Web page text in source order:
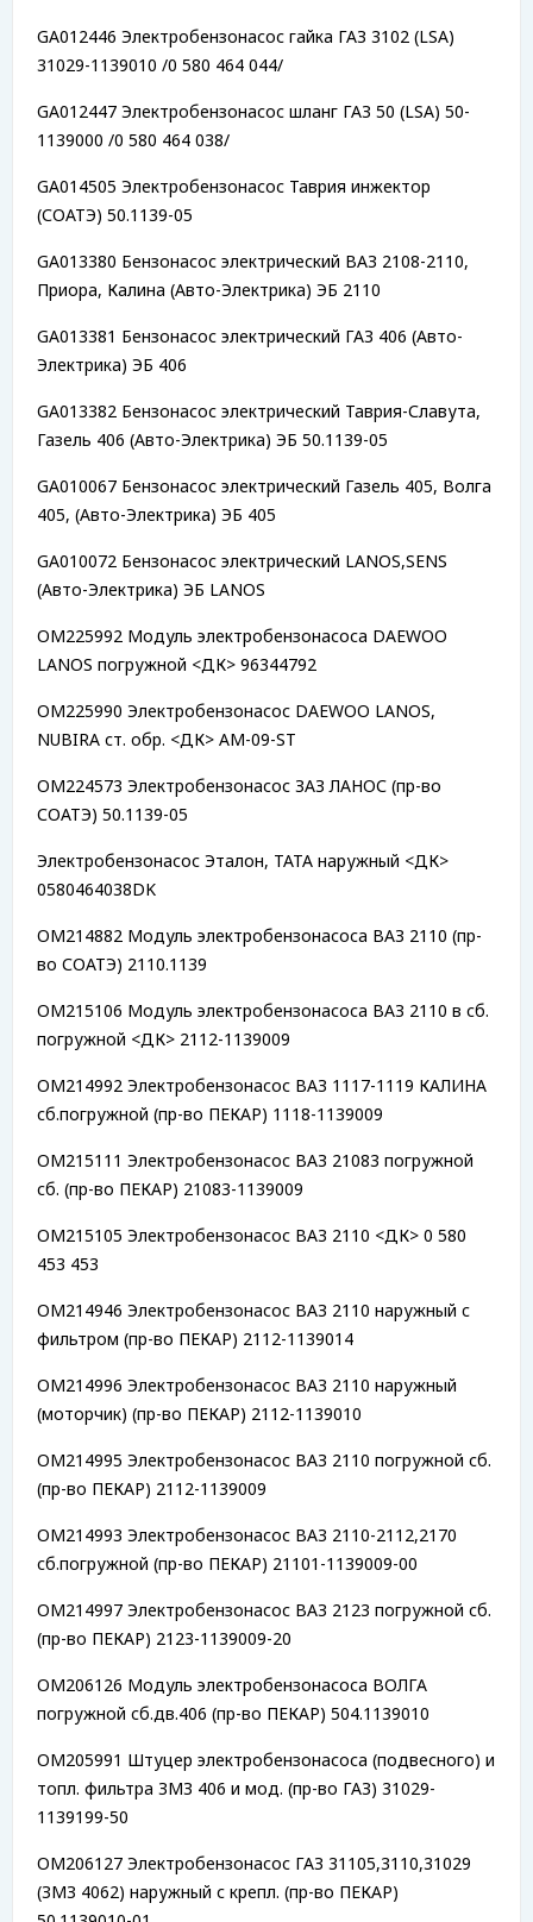
GA012446 Электробензонасос гайка ГАЗ 3102 (LSA)
31029-1139010 /0 580 464 044/
GA012447 Электробензонасос шланг ГАЗ 50 (LSA) 50-
1139000 /0 580 464 038/
GA014505 Электробензонасос Таврия инжектор
(СОАТЭ) 50.1139-05
GA013380 Бензонасос электрический ВАЗ 2108-2110,
Приора, Калина (Авто-Электрика) ЭБ 2110
GA013381 Бензонасос электрический ГАЗ 406 (Авто-
Электрика) ЭБ 406
GA013382 Бензонасос электрический Таврия-Славута,
Газель 406 (Авто-Электрика) ЭБ 50.1139-05
GA010067 Бензонасос электрический Газель 405, Волга
405, (Авто-Электрика) ЭБ 405
GA010072 Бензонасос электрический LANOS,SENS
(Авто-Электрика) ЭБ LANOS
OM225992 Модуль электробензонасоса DAEWOO
LANOS погружной <ДК> 96344792
OM225990 Электробензонасос DAEWOO LANOS,
NUBIRA ст. обр. <ДК> AM-09-ST
OM224573 Электробензонасос ЗАЗ ЛАНОС (пр-во
СОАТЭ) 50.1139-05
Электробензонасос Эталон, ТАТА наружный <ДК>
0580464038DK
OM214882 Модуль электробензонасоса ВАЗ 2110 (пр-
во СОАТЭ) 2110.1139
OM215106 Модуль электробензонасоса ВАЗ 2110 в сб.
погружной <ДК> 2112-1139009
OM214992 Электробензонасос ВАЗ 1117-1119 КАЛИНА
сб.погружной (пр-во ПЕКАР) 1118-1139009
OM215111 Электробензонасос ВАЗ 21083 погружной
сб. (пр-во ПЕКАР) 21083-1139009
OM215105 Электробензонасос ВАЗ 2110 <ДК> 0 580
453 453
OM214946 Электробензонасос ВАЗ 2110 наружный c
фильтром (пр-во ПЕКАР) 2112-1139014
OM214996 Электробензонасос ВАЗ 2110 наружный
(моторчик) (пр-во ПЕКАР) 2112-1139010
OM214995 Электробензонасос ВАЗ 2110 погружной сб.
(пр-во ПЕКАР) 2112-1139009
OM214993 Электробензонасос ВАЗ 2110-2112,2170
сб.погружной (пр-во ПЕКАР) 21101-1139009-00
OM214997 Электробензонасос ВАЗ 2123 погружной сб.
(пр-во ПЕКАР) 2123-1139009-20
OM206126 Модуль электробензонасоса ВОЛГА
погружной сб.дв.406 (пр-во ПЕКАР) 504.1139010
OM205991 Штуцер электробензонасоса (подвесного) и
топл. фильтра ЗМЗ 406 и мод. (пр-во ГАЗ) 31029-
1139199-50
OM206127 Электробензонасос ГАЗ 31105,3110,31029
(ЗМЗ 4062) наружный с крепл. (пр-во ПЕКАР)